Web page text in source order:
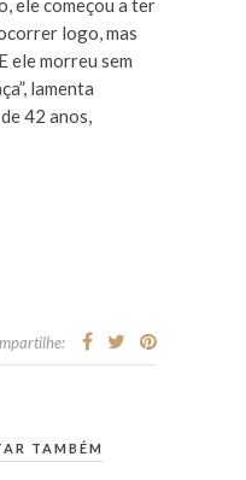
ele começou a ter
logo, mas
ele morreu sem
lamenta
42 anos,
TAMBÉM